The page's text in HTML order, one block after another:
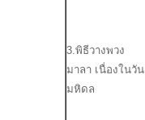
3.พิธีวางพวง
มาลา เนื่องในวัน
มหิดล